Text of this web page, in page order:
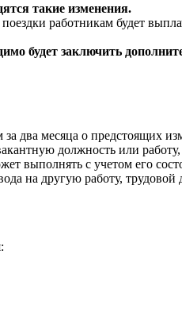
такие изменения.
работникам будет
будет заключить
два месяца о предстоящих
должность или
выполнять с учетом его
на другую работу,